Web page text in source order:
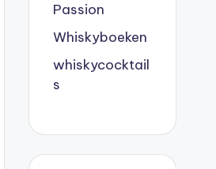
Passion
Whiskyboeken
whiskycocktail
s